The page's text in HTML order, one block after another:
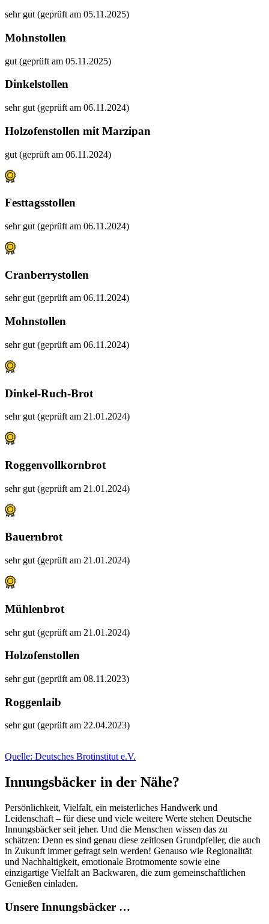
sehr gut (geprüft am 05.11.2025)
Mohnstollen
gut (geprüft am 05.11.2025)
Dinkelstollen
sehr gut (geprüft am 06.11.2024)
Holzofenstollen mit Marzipan
gut (geprüft am 06.11.2024)
Festtagsstollen
sehr gut (geprüft am 06.11.2024)
Cranberrystollen
sehr gut (geprüft am 06.11.2024)
Mohnstollen
sehr gut (geprüft am 06.11.2024)
Dinkel-Ruch-Brot
sehr gut (geprüft am 21.01.2024)
Roggenvollkornbrot
sehr gut (geprüft am 21.01.2024)
Bauernbrot
sehr gut (geprüft am 21.01.2024)
Mühlenbrot
sehr gut (geprüft am 21.01.2024)
Holzofenstollen
sehr gut (geprüft am 08.11.2023)
Roggenlaib
sehr gut (geprüft am 22.04.2023)
Quelle: Deutsches Brotinstitut e.V.
Innungsbäcker in der Nähe?
Persönlichkeit, Vielfalt, ein meisterliches Handwerk und
Leidenschaft – für diese und viele weitere Werte stehen Deutsche
Innungsbäcker seit jeher. Und die Menschen wissen das zu
schätzen: Denn es sind genau diese zeitlosen Grundpfeiler, die auch
in Zukunft immer gefragt sein werden! Genauso wie Regionalität
und Nachhaltigkeit, emotionale Brotmomente sowie eine
einzigartige Vielfalt an Backwaren, die zum gemeinschaftlichen
Genießen einladen.
Unsere Innungsbäcker …